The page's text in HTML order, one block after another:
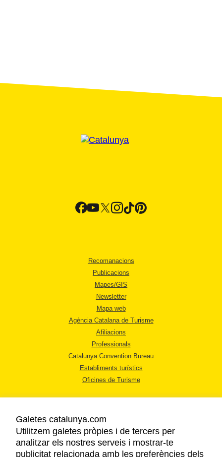
Recomanacions
Publicacions
Mapes/GIS
Newsletter
Mapa web
Agència Catalana de Turisme
Afiliacions
Professionals
Catalunya Convention Bureau
Establiments turístics
Oficines de Turisme
AVÍS LEGAL
Galetes catalunya.com
Utilitzem galetes pròpies i de tercers per
analitzar els nostres serveis i mostrar-te
publicitat relacionada amb les preferències dels